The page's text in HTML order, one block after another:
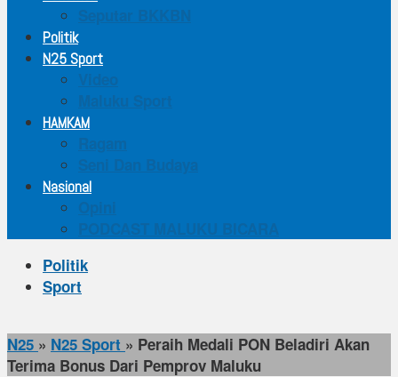
Seputar BKKBN
Politik
N25 Sport
Video
Maluku Sport
HAMKAM
Ragam
Seni Dan Budaya
Nasional
Opini
PODCAST MALUKU BICARA
Politik
Sport
N25 » N25 Sport » Peraih Medali PON Beladiri Akan
Terima Bonus Dari Pemprov Maluku